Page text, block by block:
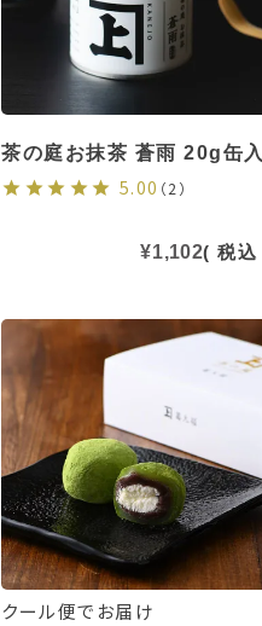
茶の庭お抹茶 蒼雨 20g缶入
5.00 （2）
¥1,102 税込
クール便でお届け